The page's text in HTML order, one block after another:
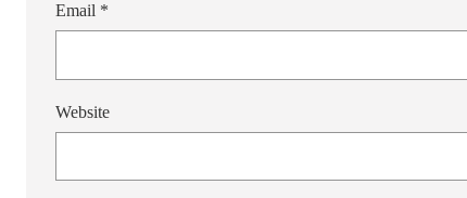
Email *
Website